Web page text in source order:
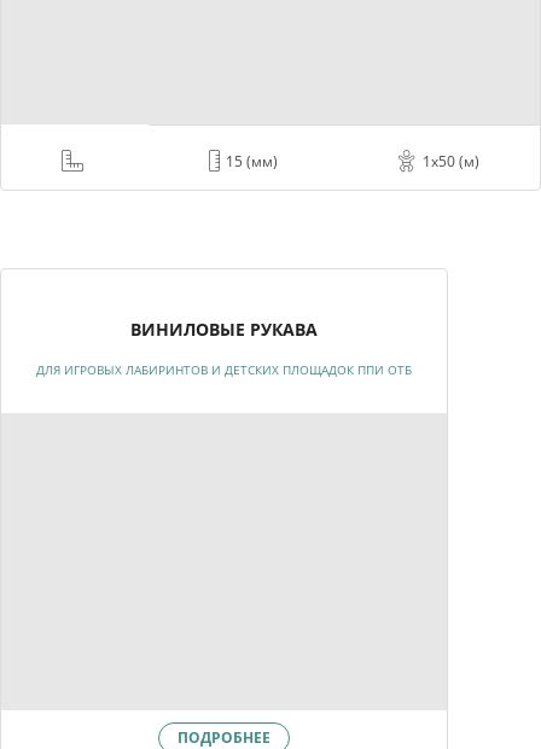
15 (мм) 1х50 (м)
ВИНИЛОВЫЕ РУКАВА
ДЛЯ ИГРОВЫХ ЛАБИРИНТОВ И ДЕТСКИХ ПЛОЩАДОК ППИ ОТБ
ПОДРОБНЕЕ